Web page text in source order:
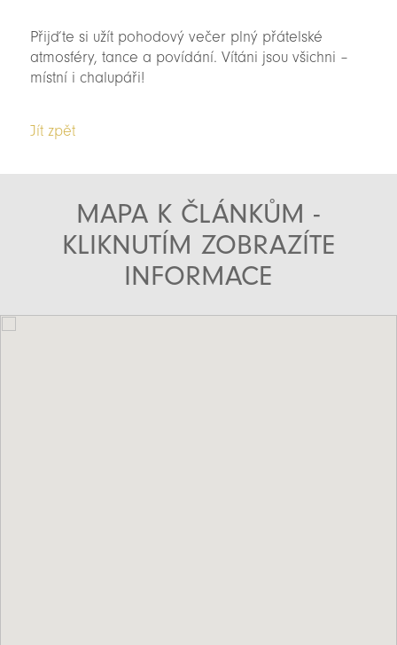
Přijďte si užít pohodový večer plný přátelské
atmosféry, tance a povídání. Vítáni jsou všichni –
místní i chalupáři!
Jít zpět
MAPA K ČLÁNKŮM -
KLIKNUTÍM ZOBRAZÍTE
INFORMACE